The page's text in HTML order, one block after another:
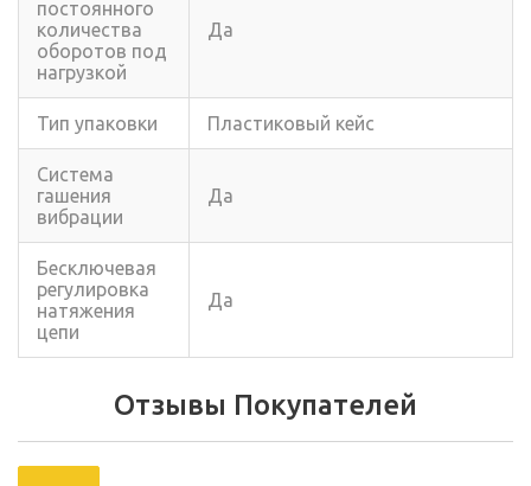
постоянного
количества
оборотов под
нагрузкой
Да
Тип упаковки Пластиковый кейс
Система
гашения
вибрации
Да
Бесключевая
регулировка
натяжения
цепи
Да
Отзывы Покупателей